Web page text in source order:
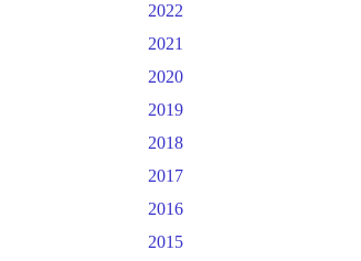
2022
2021
2020
2019
2018
2017
2016
2015